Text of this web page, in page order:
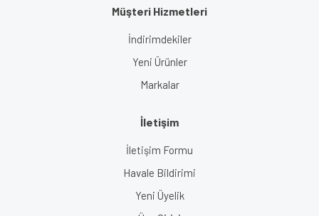
Müşteri Hizmetleri
İndirimdekiler
Yeni Ürünler
Markalar
İletişim
İletişim Formu
Havale Bildirimi
Yeni Üyelik